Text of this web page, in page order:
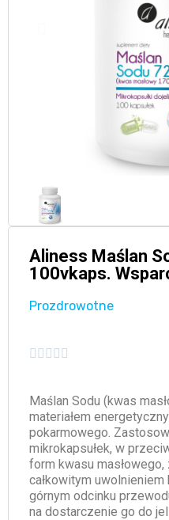
Aliness Maślan
100vkaps.
Prozdrowotne
    
Maślan Sodu (kwas
materiałem
pokarmowego.
mikrokapsułek, w
form kwasu
całkowitym
górnym odcinku
na dostarczenie go do